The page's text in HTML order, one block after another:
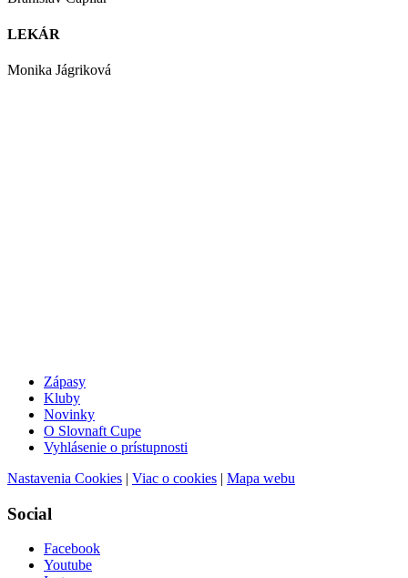
LEKÁR
Monika Jágriková
Zápasy
Kluby
Novinky
O Slovnaft Cupe
Vyhlásenie o prístupnosti
Nastavenia Cookies | Viac o cookies | Mapa webu
Social
Facebook
Youtube